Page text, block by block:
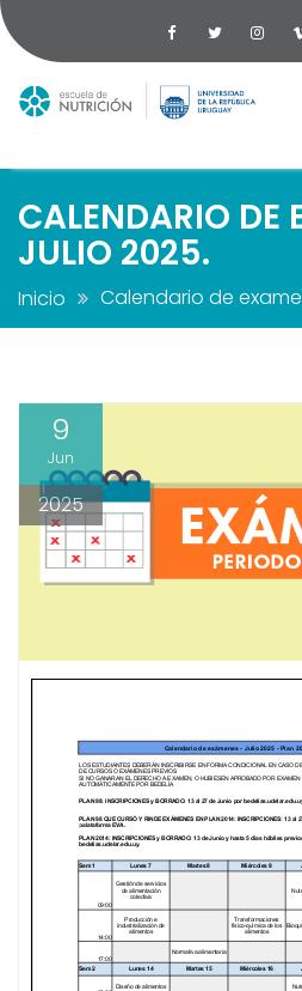
CALENDARIO DE
JULIO 2025.
Inicio Calendario de
9
Jun
2025